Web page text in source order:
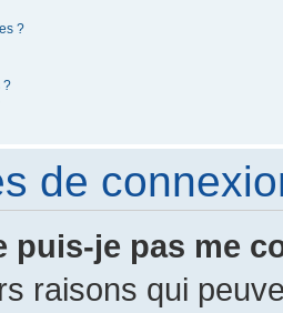
?
?
de
puis-je pas me
raisons qui